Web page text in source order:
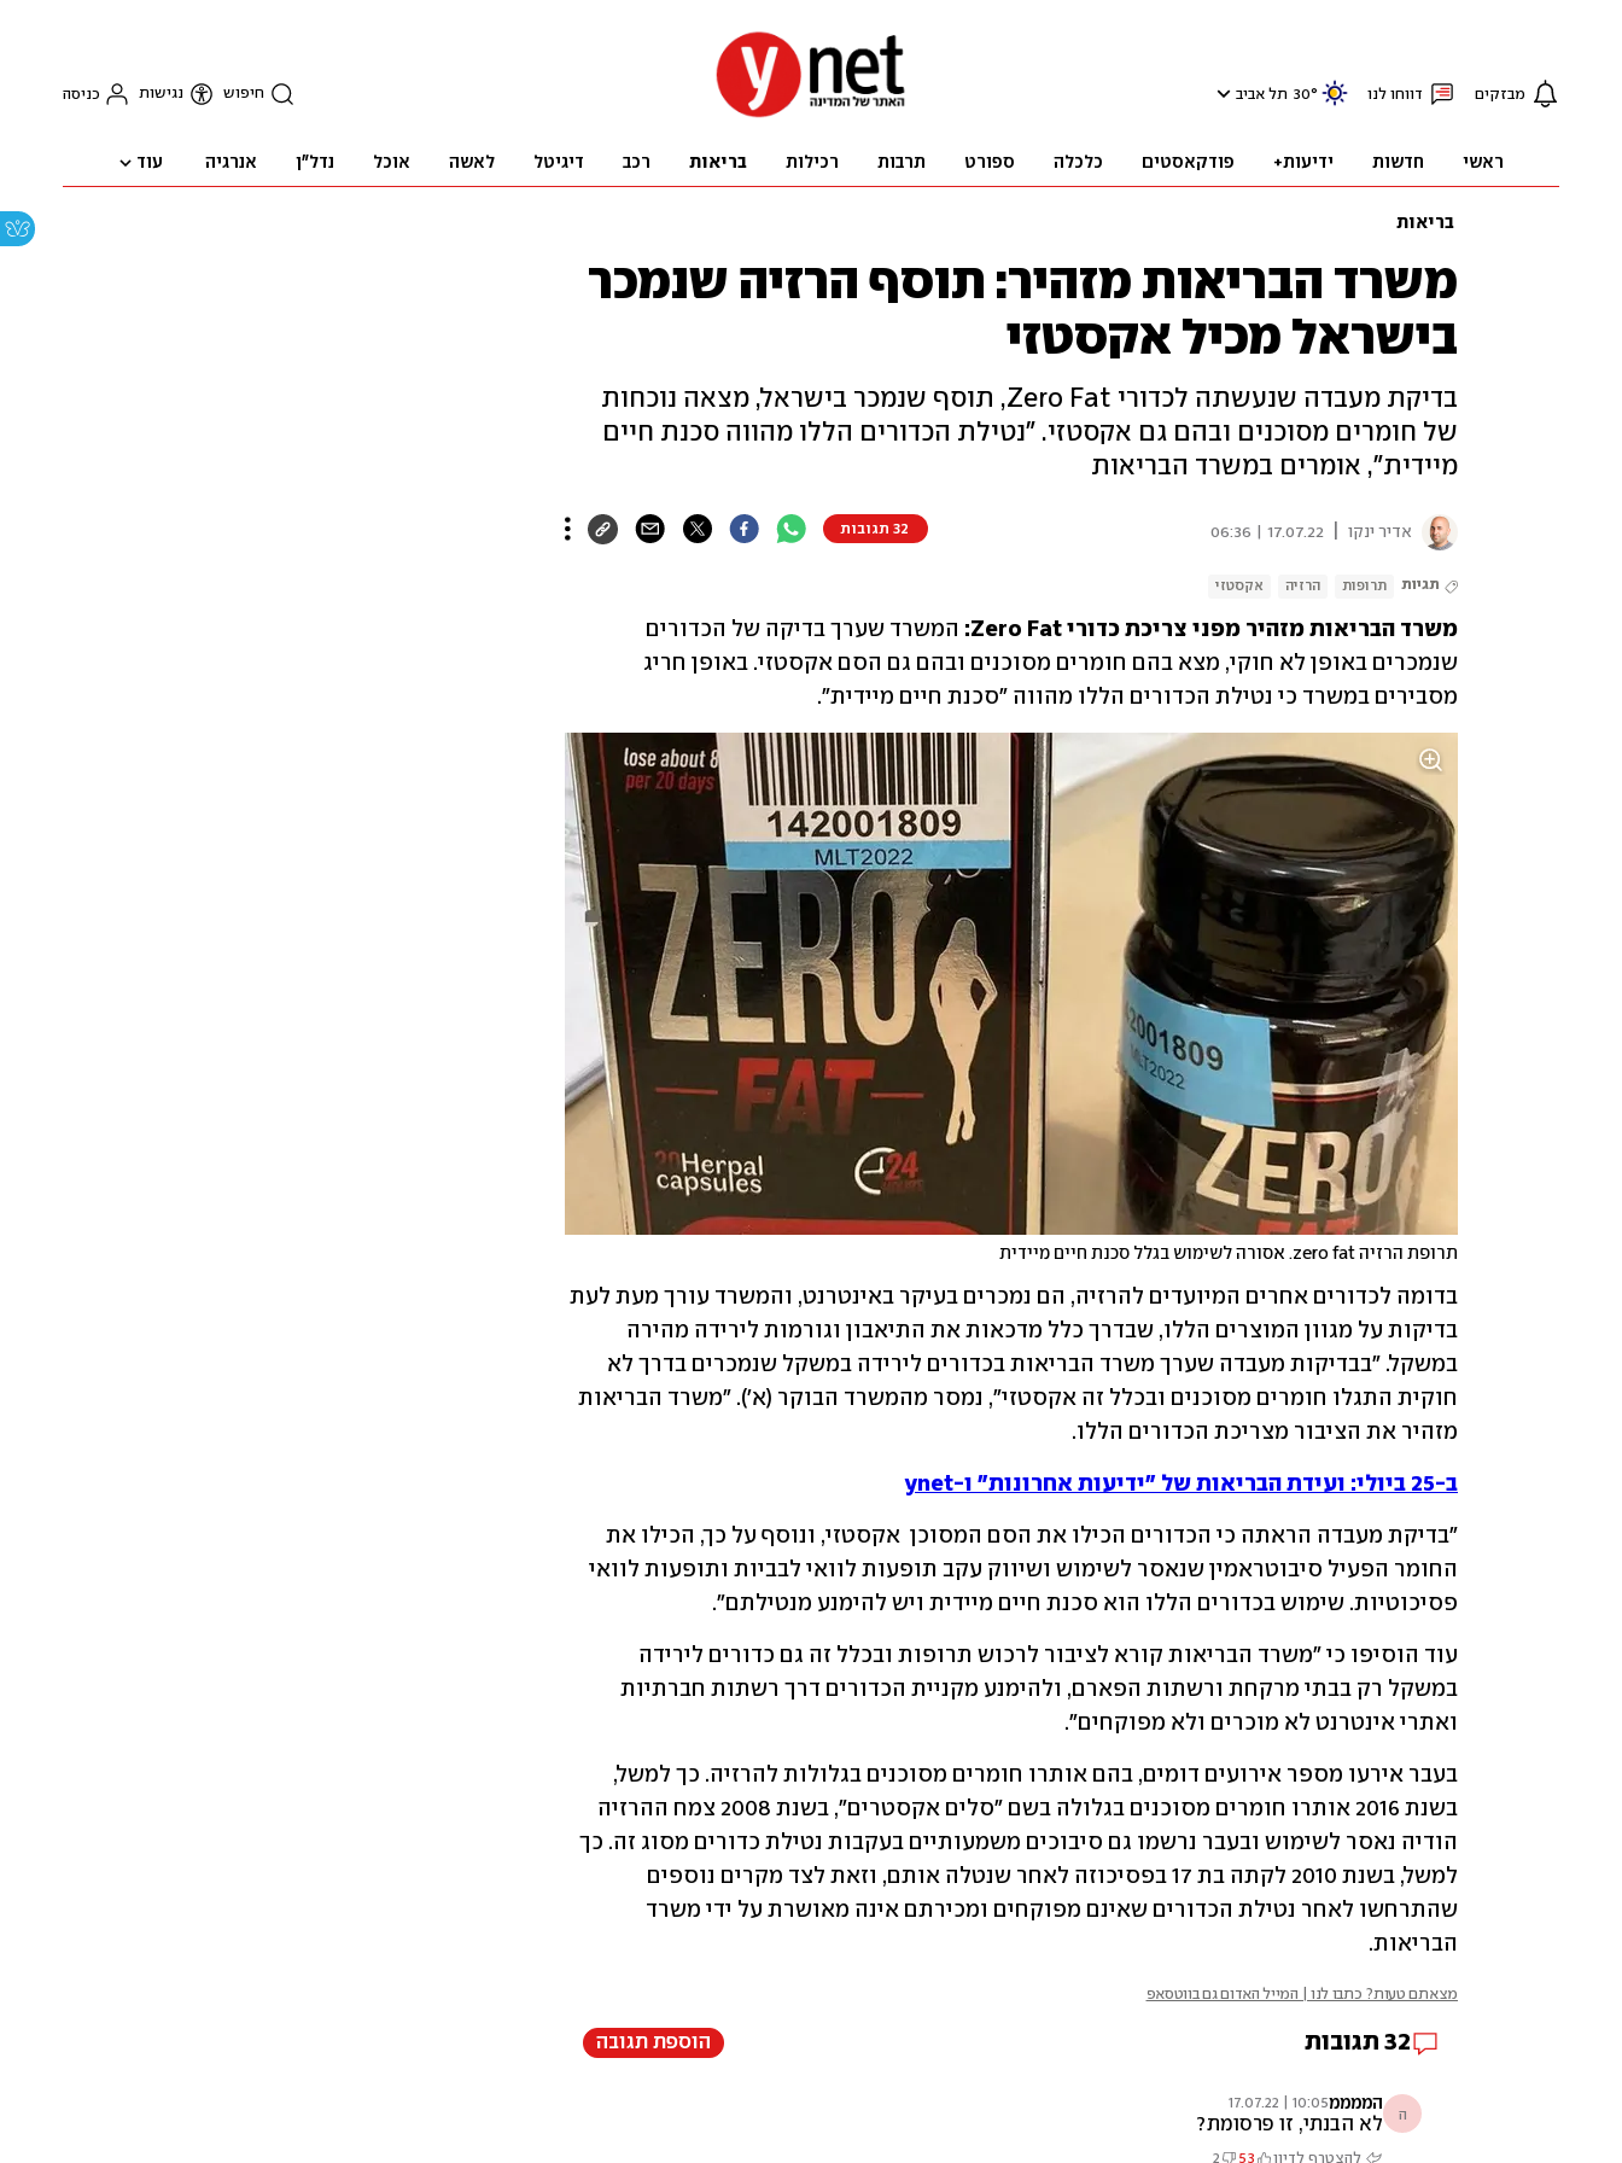
מבזקים דווחו לנו 30° תל אביב חיפוש נגישות כניסה
ראשי חדשות ידיעות+ פודקאסטים כלכלה ספורט תרבות רכילות בריאות רכב דיגיטל לאשה אוכל נדל"ן אנרגיה עוד
בריאות
משרד הבריאות מזהיר: תוסף הרזיה שנמכר
בישראל מכיל אקסטזי
בדיקת מעבדה שנעשתה לכדורי Zero Fat, תוסף שנמכר בישראל, מצאה נוכחות
של חומרים מסוכנים ובהם גם אקסטזי. "נטילת הכדורים הללו מהווה סכנת חיים
מיידית", אומרים במשרד הבריאות
אדיר ינקו 17.07.22 | 06:36 32 תגובות
תגיות תרופות הרזיה אקסטזי
משרד הבריאות מזהיר מפני צריכת כדורי Zero Fat: המשרד שערך בדיקה של
מסבירים במשרד כי נטילת הכדורים הללו מהווה "סכנת חיים מיידית".
תרופת הרזיה zero fat. אסורה לשימוש בגלל סכנת חיים מיידית
מזהיר את הציבור מצריכת הכדורים הללו.
ב-25 ביולי: ועידת הבריאות של "ידיעות אחרונות" ו-ynet
פסיכוטיות. שימוש בכדורים הללו הוא סכנת חיים מיידית ויש להימנע מנטילתם".
ואתרי אינטרנט לא מוכרים ולא מפוקחים".
הבריאות.
מצאתם טעות? כתבו לנו | המייל האדום גם בווטסאפ
32 תגובות הוספת תגובה
ה הממממ10:05 | 17.07.22
לא הבנתי, זו פרסומת?
להצטרף לדיון 53
2